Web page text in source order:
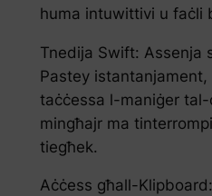
huma intuwittivi u faċli
Tnedija Swift: Assenja
Pastey
taċċessa l-maniġer
mingħajr ma
tiegħek.
Aċċess għall-